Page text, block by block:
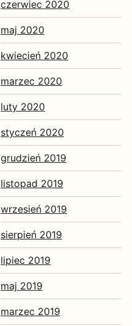
czerwiec 2020
maj 2020
kwiecień 2020
marzec 2020
luty 2020
styczeń 2020
grudzień 2019
listopad 2019
wrzesień 2019
sierpień 2019
lipiec 2019
maj 2019
marzec 2019